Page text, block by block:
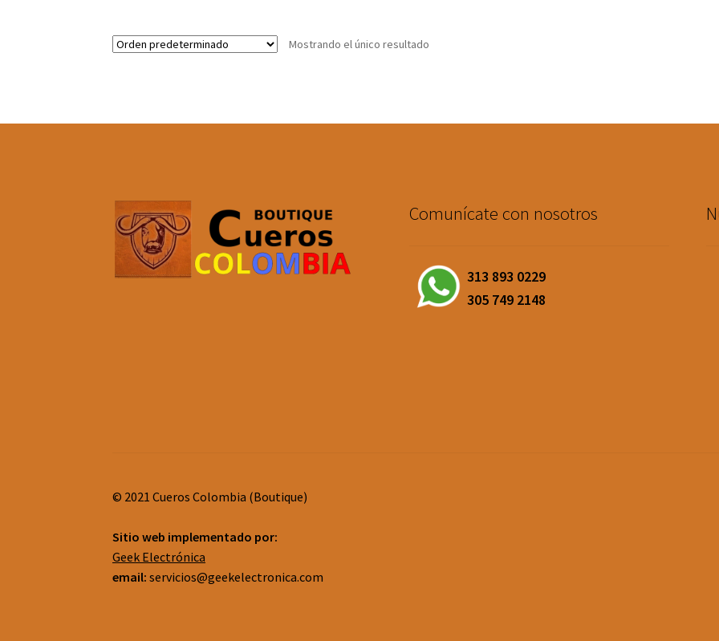
Mostrando el único resultado
Comunícate con nosotros
313 893 0229
305 749 2148
© 2021 Cueros Colombia (Boutique)
Sitio web implementado por:
Geek Electrónica
email: servicios@geekelectronica.com